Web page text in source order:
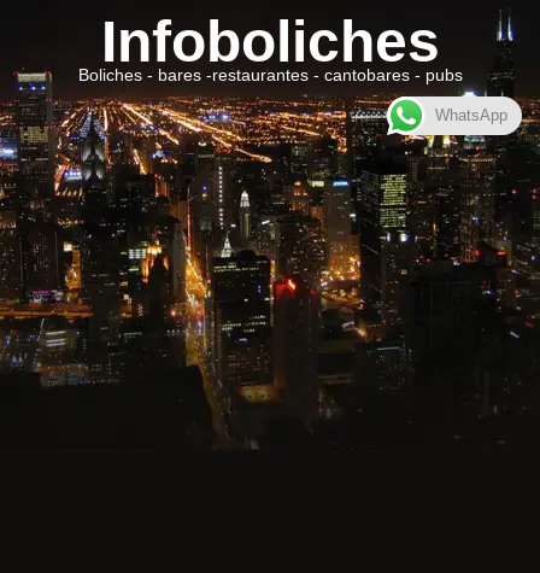
Infoboliches
Boliches - bares -restaurantes - cantobares - pubs
WhatsApp